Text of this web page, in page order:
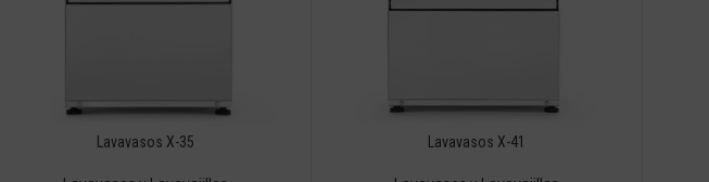
Lavavasos X-35 Lavavasos X-41